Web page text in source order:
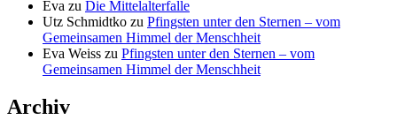
Eva zu Die Mittelalterfalle
Utz Schmidtko zu Pfingsten unter den Sternen – vom
Gemeinsamen Himmel der Menschheit
Eva Weiss zu Pfingsten unter den Sternen – vom
Gemeinsamen Himmel der Menschheit
Archiv